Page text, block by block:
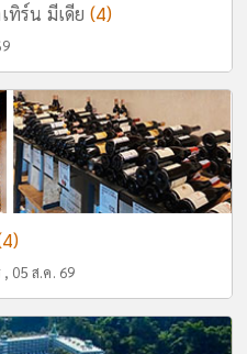
ทิร์น มีเดีย (4)
05 ส.ค. 69